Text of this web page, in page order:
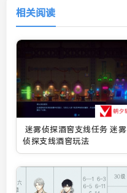
相关阅读
迷雾侦探酒窖支线任务 迷雾
侦探支线酒窖玩法